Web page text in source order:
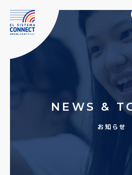
NEWS &
お知らせ